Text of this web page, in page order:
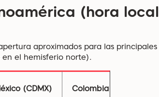
(hora local
aproximados para las principales
el hemisferio norte).
(CDMX) Colombia / Perú